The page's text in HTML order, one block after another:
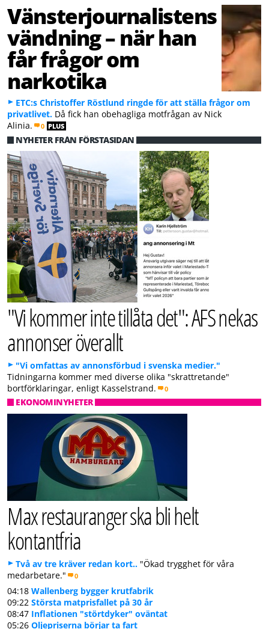
Vänsterjournalistens
vändning – när han
får frågor om
narkotika
ETC:s Christoffer Röstlund ringde för att ställa frågor om
privatlivet. Då fick han obehagliga motfrågan av Nick
Alinia.
0 PLUS
NYHETER FRÅN FÖRSTASIDAN
"Vi kommer inte tillåta det": AFS nekas
annonser överallt
"Vi omfattas av annonsförbud i svenska medier."
Tidningarna kommer med diverse olika "skrattretande"
bortförklaringar, enligt Kasselstrand.
0
EKONOMINYHETER
Max restauranger ska bli helt
kontantfria
Två av tre kräver redan kort.. "Ökad trygghet för våra
medarbetare."
0
04:18 Wallenberg bygger krutfabrik
09:22 Största matprisfallet på 30 år
08:47 Inflationen "störtdyker" oväntat
05:26 Oljepriserna börjar ta fart